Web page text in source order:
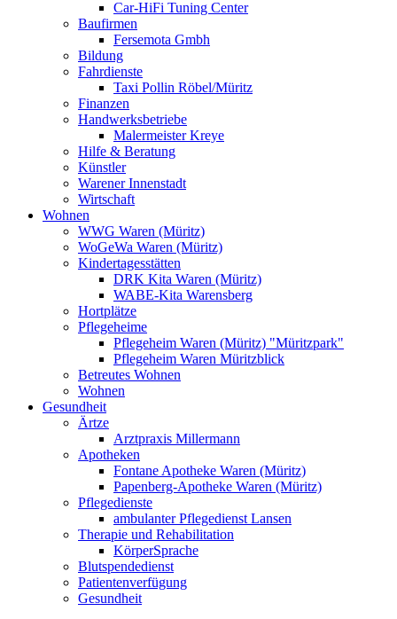
Car-HiFi Tuning Center
Baufirmen
Fersemota Gmbh
Bildung
Fahrdienste
Taxi Pollin Röbel/Müritz
Finanzen
Handwerksbetriebe
Malermeister Kreye
Hilfe & Beratung
Künstler
Warener Innenstadt
Wirtschaft
Wohnen
WWG Waren (Müritz)
WoGeWa Waren (Müritz)
Kindertagesstätten
DRK Kita Waren (Müritz)
WABE-Kita Warensberg
Hortplätze
Pflegeheime
Pflegeheim Waren (Müritz) "Müritzpark"
Pflegeheim Waren Müritzblick
Betreutes Wohnen
Wohnen
Gesundheit
Ärtze
Arztpraxis Millermann
Apotheken
Fontane Apotheke Waren (Müritz)
Papenberg-Apotheke Waren (Müritz)
Pflegedienste
ambulanter Pflegedienst Lansen
Therapie und Rehabilitation
KörperSprache
Blutspendedienst
Patientenverfügung
Gesundheit